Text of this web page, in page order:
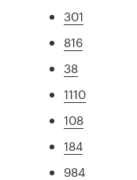
301
816
38
1110
108
184
984